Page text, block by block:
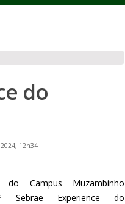
do
12h34
do Campus Muzambinho
Experience do